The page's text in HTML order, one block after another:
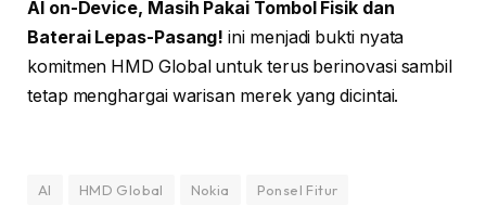
AI on-Device, Masih Pakai Tombol Fisik dan
Baterai Lepas-Pasang! ini menjadi bukti nyata
komitmen HMD Global untuk terus berinovasi sambil
tetap menghargai warisan merek yang dicintai.
AI HMD Global Nokia Ponsel Fitur